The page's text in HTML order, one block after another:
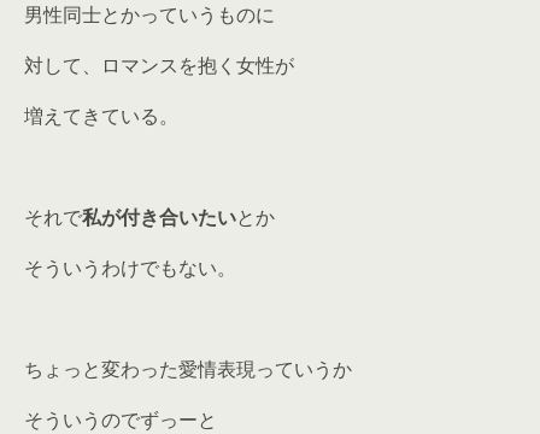
男性同士とかっていうものに
対して、ロマンスを抱く女性が
増えてきている。
それで私が付き合いたいとか
そういうわけでもない。
ちょっと変わった愛情表現っていうか
そういうのでずっーと